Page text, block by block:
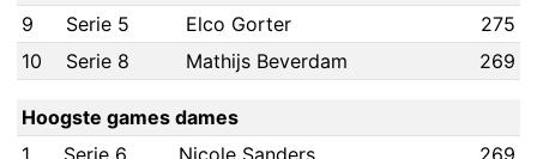
9
Serie 5 Elco Gorter
275
10
Serie 8 Mathijs Beverdam 269
Hoogste games dames